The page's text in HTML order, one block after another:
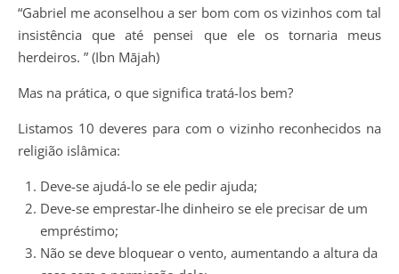
“Gabriel me aconselhou a ser bom com os vizinhos com tal
insistência que até pensei que ele os tornaria meus
herdeiros. ” (Ibn Mājah)
Mas na prática, o que significa tratá-los bem?
Listamos 10 deveres para com o vizinho reconhecidos na
religião islâmica:
Deve-se ajudá-lo se ele pedir ajuda;
Deve-se emprestar-lhe dinheiro se ele precisar de um
empréstimo;
Não se deve bloquear o vento, aumentando a altura da